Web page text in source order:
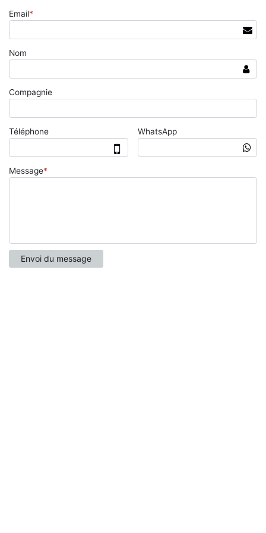
Email*
Nom
Compagnie
Téléphone WhatsApp
Message*